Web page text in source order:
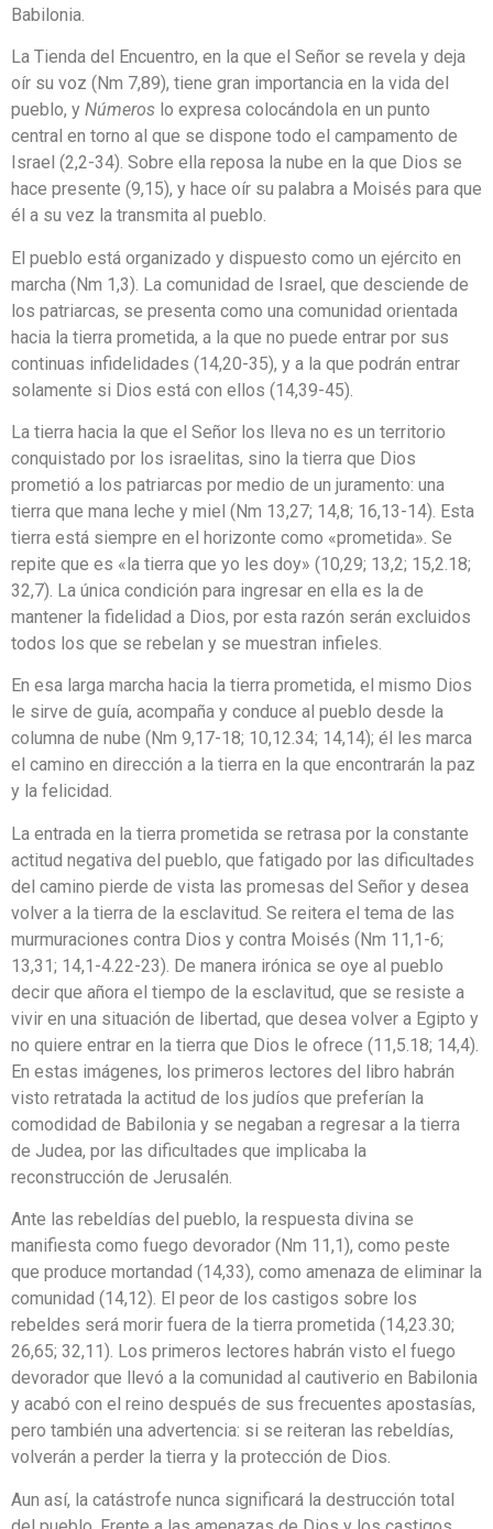
Babilonia.
La Tienda del Encuentro, en la que el Señor se revela y deja
oír su voz (Nm 7,89), tiene gran importancia en la vida del
pueblo, y Números lo expresa colocándola en un punto
central en torno al que se dispone todo el campamento de
Israel (2,2-34). Sobre ella reposa la nube en la que Dios se
hace presente (9,15), y hace oír su palabra a Moisés para que
él a su vez la transmita al pueblo.
El pueblo está organizado y dispuesto como un ejército en
marcha (Nm 1,3). La comunidad de Israel, que desciende de
los patriarcas, se presenta como una comunidad orientada
hacia la tierra prometida, a la que no puede entrar por sus
continuas infidelidades (14,20-35), y a la que podrán entrar
solamente si Dios está con ellos (14,39-45).
La tierra hacia la que el Señor los lleva no es un territorio
conquistado por los israelitas, sino la tierra que Dios
prometió a los patriarcas por medio de un juramento: una
tierra que mana leche y miel (Nm 13,27; 14,8; 16,13-14). Esta
tierra está siempre en el horizonte como «prometida». Se
repite que es «la tierra que yo les doy» (10,29; 13,2; 15,2.18;
32,7). La única condición para ingresar en ella es la de
mantener la fidelidad a Dios, por esta razón serán excluidos
todos los que se rebelan y se muestran infieles.
En esa larga marcha hacia la tierra prometida, el mismo Dios
le sirve de guía, acompaña y conduce al pueblo desde la
columna de nube (Nm 9,17-18; 10,12.34; 14,14); él les marca
el camino en dirección a la tierra en la que encontrarán la paz
y la felicidad.
La entrada en la tierra prometida se retrasa por la constante
actitud negativa del pueblo, que fatigado por las dificultades
del camino pierde de vista las promesas del Señor y desea
volver a la tierra de la esclavitud. Se reitera el tema de las
murmuraciones contra Dios y contra Moisés (Nm 11,1-6;
13,31; 14,1-4.22-23). De manera irónica se oye al pueblo
decir que añora el tiempo de la esclavitud, que se resiste a
vivir en una situación de libertad, que desea volver a Egipto y
no quiere entrar en la tierra que Dios le ofrece (11,5.18; 14,4).
En estas imágenes, los primeros lectores del libro habrán
visto retratada la actitud de los judíos que preferían la
comodidad de Babilonia y se negaban a regresar a la tierra
de Judea, por las dificultades que implicaba la
reconstrucción de Jerusalén.
Ante las rebeldías del pueblo, la respuesta divina se
manifiesta como fuego devorador (Nm 11,1), como peste
que produce mortandad (14,33), como amenaza de eliminar la
comunidad (14,12). El peor de los castigos sobre los
rebeldes será morir fuera de la tierra prometida (14,23.30;
26,65; 32,11). Los primeros lectores habrán visto el fuego
devorador que llevó a la comunidad al cautiverio en Babilonia
y acabó con el reino después de sus frecuentes apostasías,
pero también una advertencia: si se reiteran las rebeldías,
volverán a perder la tierra y la protección de Dios.
Aun así, la catástrofe nunca significará la destrucción total